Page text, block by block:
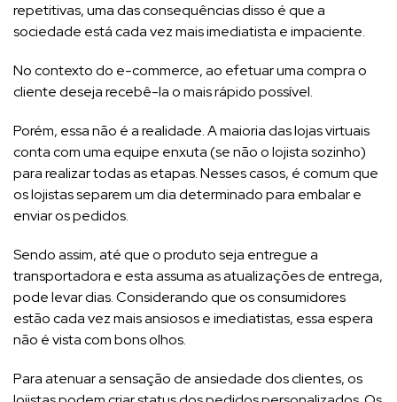
repetitivas, uma das consequências disso é que a
sociedade está cada vez mais imediatista e impaciente.
No contexto do e-commerce, ao efetuar uma compra o
cliente deseja recebê-la o mais rápido possível.
Porém, essa não é a realidade. A maioria das lojas virtuais
conta com uma equipe enxuta (se não o lojista sozinho)
para realizar todas as etapas. Nesses casos, é comum que
os lojistas separem um dia determinado para embalar e
enviar os pedidos.
Sendo assim, até que o produto seja entregue a
transportadora e esta assuma as atualizações de entrega,
pode levar dias. Considerando que os consumidores
estão cada vez mais ansiosos e imediatistas, essa espera
não é vista com bons olhos.
Para atenuar a sensação de ansiedade dos clientes, os